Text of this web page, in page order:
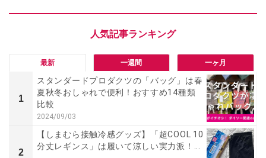
最新 一週間 一ヶ月
1
スタンダードプロダクツの「バッグ」は春
夏秋冬おしゃれで便利！おすすめ14種類
比較
2024/09/03
2
【しまむら接触冷感グッズ】「超COOL 10
分丈レギンス」は履いて涼しい実力派！...